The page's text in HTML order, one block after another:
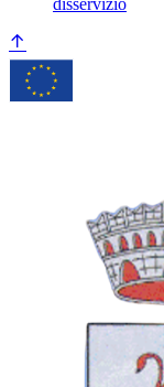
disservizio